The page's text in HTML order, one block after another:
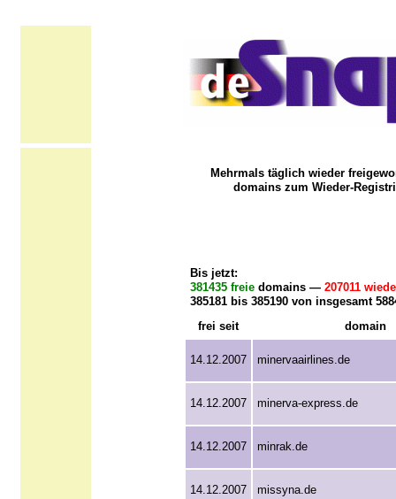
Mehrmals täglich wieder
domains zum Wieder-
Bis jetzt:
381435 freiedomains — 207011
385181 bis 385190 von insgesamt
frei seit
domain
14.12.2007 minervaairlines.de
14.12.2007 minerva-express.de
14.12.2007 minrak.de
14.12.2007 missyna.de